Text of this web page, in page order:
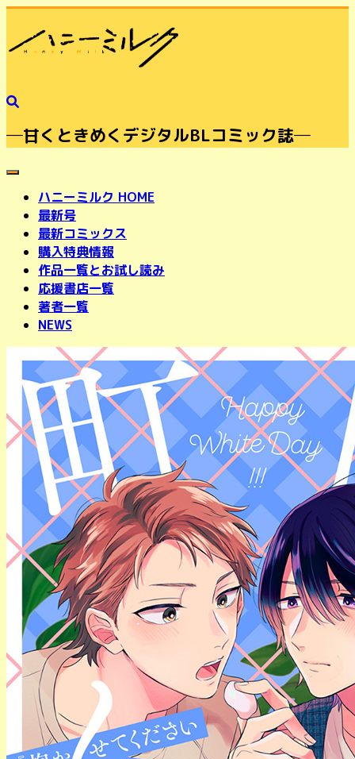
─甘くときめくデジタルBLコミック誌─
toggle navigation
ハニーミルク HOME
最新号
最新コミックス
購入特典情報
作品一覧とお試し読み
応援書店一覧
著者一覧
NEWS